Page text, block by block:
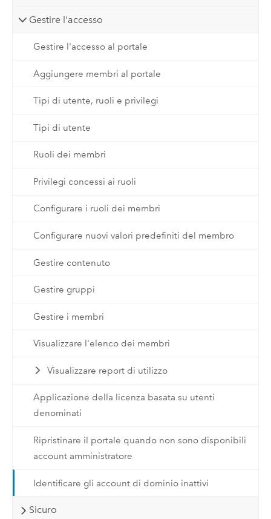
Gestire l'accesso
Gestire l'accesso al portale
Aggiungere membri al portale
Tipi di utente, ruoli e privilegi
Tipi di utente
Ruoli dei membri
Privilegi concessi ai ruoli
Configurare i ruoli dei membri
Configurare nuovi valori predefiniti del membro
Gestire contenuto
Gestire gruppi
Gestire i membri
Visualizzare l'elenco dei membri
Visualizzare report di utilizzo
Applicazione della licenza basata su utenti
denominati
Ripristinare il portale quando non sono disponibili
account amministratore
Identificare gli account di dominio inattivi
Sicuro